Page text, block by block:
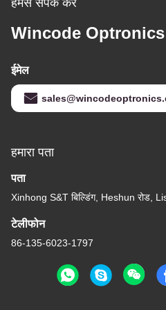
Wincode
ईमेल
हमारा पता
पता
Xinhong S&T बिल्डिंग, Heshun रोड,
टेलीफोन
86-135-6023-1797